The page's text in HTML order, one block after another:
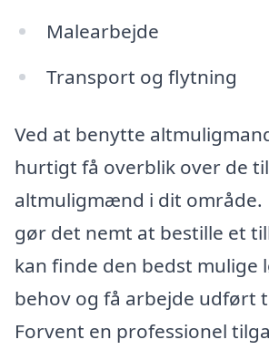
Malearbejde
Transport og flytning
Ved at benytte
hurtigt få overblik over de
altmuligmænd i dit område.
gør det nemt at bestille et
kan finde den bedst mulige
behov og få arbejde udført
Forvent en professionel